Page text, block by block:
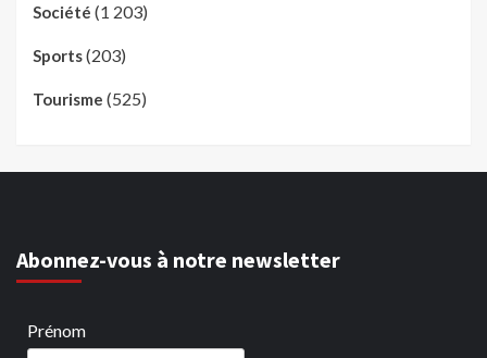
Société (1 203)
Sports(203)
Tourisme (525)
Abonnez-vous à notre newsletter
Prénom